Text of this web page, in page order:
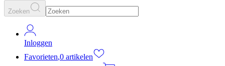
Zoeken
Inloggen
Favorieten,0 artikelen